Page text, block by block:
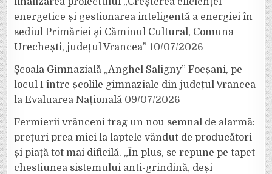
energetice și gestionarea inteligentă a energiei în
sediul Primăriei și Căminul Cultural, Comuna
Urechești, județul Vrancea” 10/07/2026
Școala Gimnazială „Anghel Saligny” Focșani, pe
locul I între școlile gimnaziale din județul Vrancea
la Evaluarea Națională 09/07/2026
Fermierii vrânceni trag un nou semnal de alarmă:
prețuri prea mici la laptele vândut de producători
și piață tot mai dificilă. „În plus, se repune pe tapet
chestiunea sistemului anti-grindină, deși